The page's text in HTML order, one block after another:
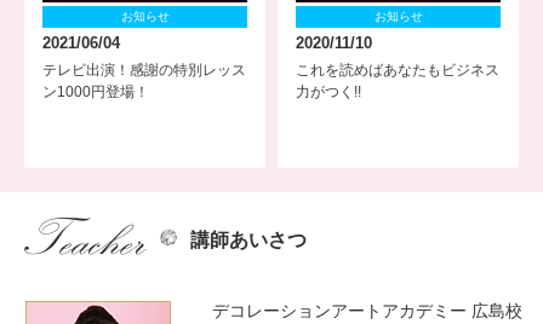
お知らせ
2021/06/04
テレビ出演！感謝の特別レッス
ン1000円登場！
お知らせ
2020/11/10
これを読めばあなたもビジネス
力がつく!!
講師あいさつ
デコレーションアートアカデミー 広島校